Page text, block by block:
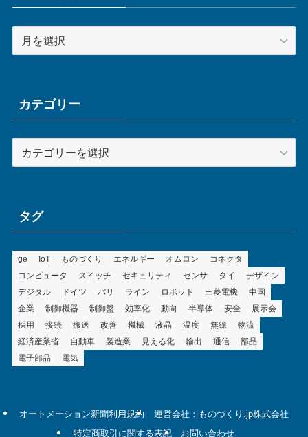
ー
ブカテゴリー
テ
ータグ
ge IoT ものづくり エネルギー オムロン
コネクタ
コンピュータ
スイッチ セキュリティ センサ タイ
デザイン
デジタル
ドイツ バリ ライン ロボット 三菱電機
中国
企業
制御機器 制御盤 効率化 動向 半導体 安全
展示会
採用
接続 搬送 改善 機械 液晶 温度 無線
物流
経済産業省
自動車 製造業 見える化 輸出 通信
部品
電子部品
電気
オートメーション新聞利用規約
運営会社：ものづくり.jp株式会社
特定商取引に関する表記
お問い合わせ